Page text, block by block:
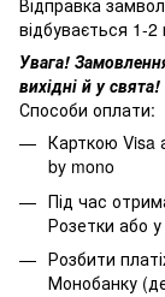
Відправка
відбувається 1-
Увага!
вихідні й у свята!
Способи оплати:
Карткою Visa
by mono
Під час
Розетки або
Розбити
Монобанку (